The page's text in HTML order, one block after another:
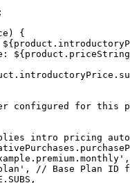
{
product .
${ product . priceString
. introductoryPrice .
configured for this
intro pricing
,
, // Base Plan ID
. SUBS ,